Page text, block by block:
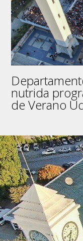
nutrida
de Verano